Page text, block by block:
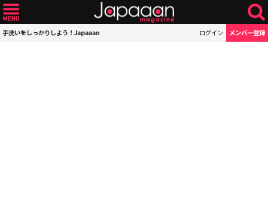
手洗いをしっかりしよう！Japaaan ログイン メンバー登録